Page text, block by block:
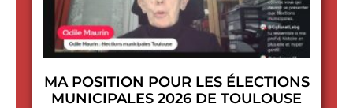
MA POSITION POUR LES ÉLECTIONS
MUNICIPALES 2026 DE TOULOUSE